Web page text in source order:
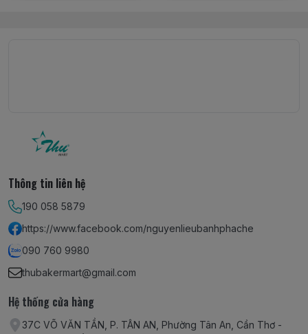
Thông tin liên hệ
190 058 5879
https://www.facebook.com/nguyenlieubanhphache
090 760 9980
thubakermart@gmail.com
Hệ thống cửa hàng
37C VÕ VĂN TẦN, P. TÂN AN, Phường Tân An, Cần Thơ -